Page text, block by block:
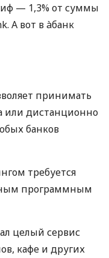
— 1,3% от суммы
А вот в àбанк
принимать
или дистанционно
банков
требуется
программным
целый сервис
кафе и других